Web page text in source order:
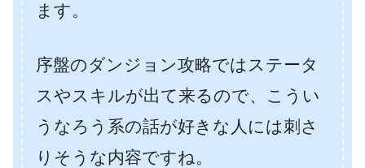
ます。
序盤のダンジョン攻略ではステータ
スやスキルが出て来るので、こうい
うなろう系の話が好きな人には刺さ
りそうな内容ですね。